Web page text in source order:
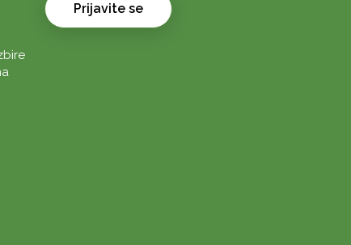
Prijavite se